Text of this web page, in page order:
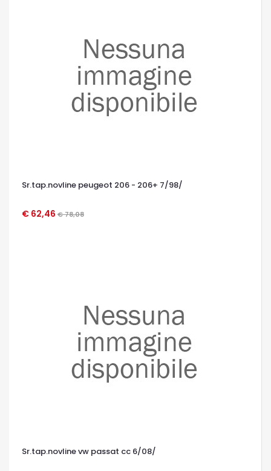
Sr.tap.novline peugeot 206 - 206+ 7/98/
€ 62,46 € 78,08
OCCHIATA VELOCE
Sr.tap.novline vw passat cc 6/08/